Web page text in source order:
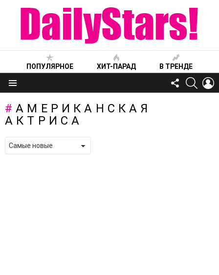
ПОПУЛЯРНОЕ ХИТ-ПАРАД В ТРЕНДЕ
Меню
FOLLOW
US
АМЕРИКАНСКАЯ
АКТРИСА